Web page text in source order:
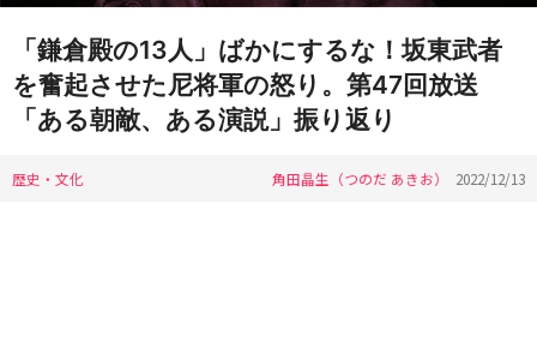
「鎌倉殿の13人」ばかにするな！坂東武者
を奮起させた尼将軍の怒り。第47回放送
「ある朝敵、ある演説」振り返り
歴史・文化 角田晶生（つのだ あきお） 2022/12/13